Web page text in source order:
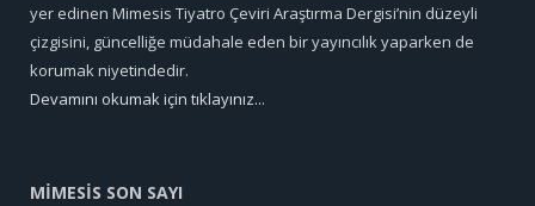
yer edinen Mimesis Tiyatro Çeviri Araştırma Dergisi’nin düzeyli
çizgisini, güncelliğe müdahale eden bir yayıncılık yaparken de
korumak niyetindedir.
Devamını okumak için tıklayınız...
MİMESİS SON SAYI